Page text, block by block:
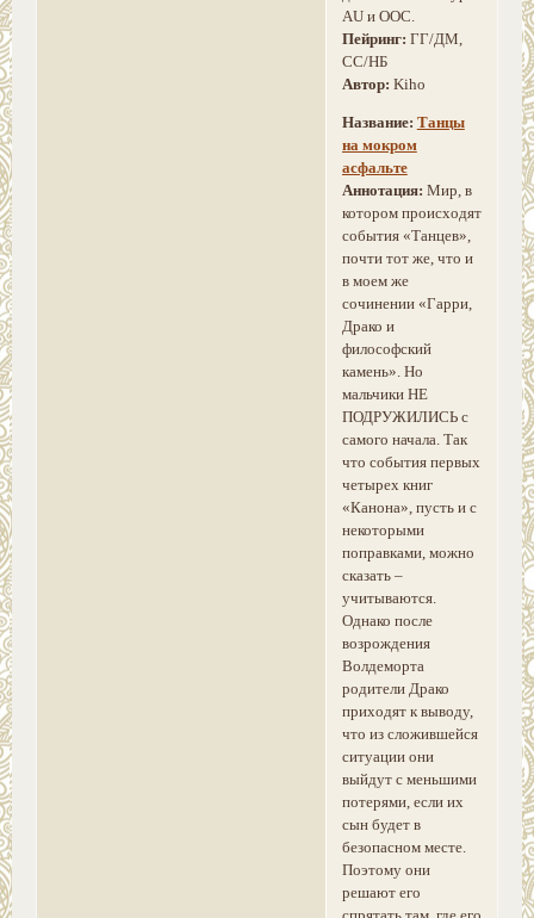
AU и ООС.
Пейринг: ГГ/ДМ,
СС/НБ
Автор: Kiho
Название: Танцы
на мокром
асфальте
Аннотация: Мир, в
котором происходят
события «Танцев»,
почти тот же, что и
в моем же
сочинении «Гарри,
Драко и
философский
камень». Но
мальчики НЕ
ПОДРУЖИЛИСЬ с
самого начала. Так
что события первых
четырех книг
«Канона», пусть и с
некоторыми
поправками, можно
сказать –
учитываются.
Однако после
возрождения
Волдеморта
родители Драко
приходят к выводу,
что из сложившейся
ситуации они
выйдут с меньшими
потерями, если их
сын будет в
безопасном месте.
Поэтому они
решают его